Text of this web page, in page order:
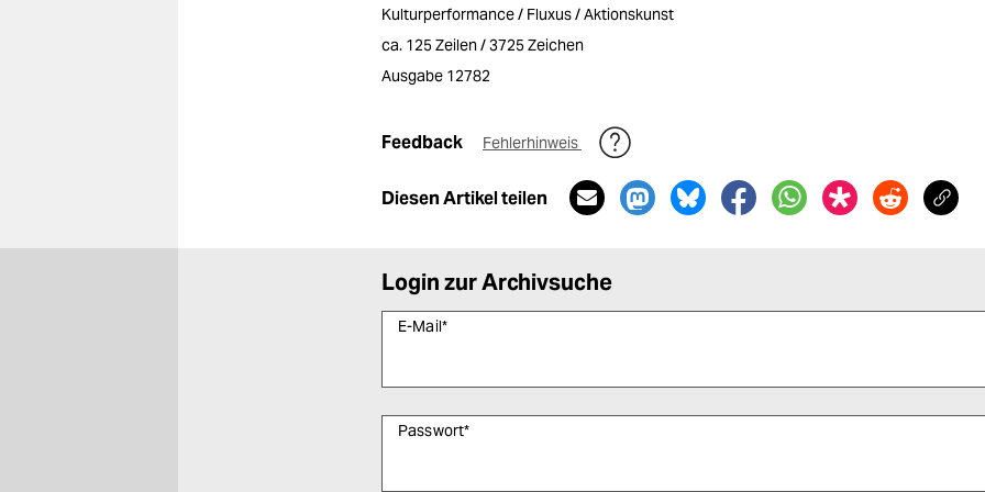
Kulturperformance / Fluxus / Aktionskunst
ca. 125 Zeilen / 3725 Zeichen
Ausgabe 12782
Feedback Fehlerhinweis
Diesen Artikel teilen
Login zur Archivsuche
E-Mail*
Passwort*